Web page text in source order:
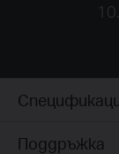
Поддръжка